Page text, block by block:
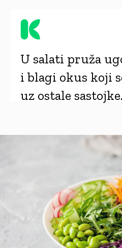
U salati pruža
i blagi okus koji
uz ostale sastojke.